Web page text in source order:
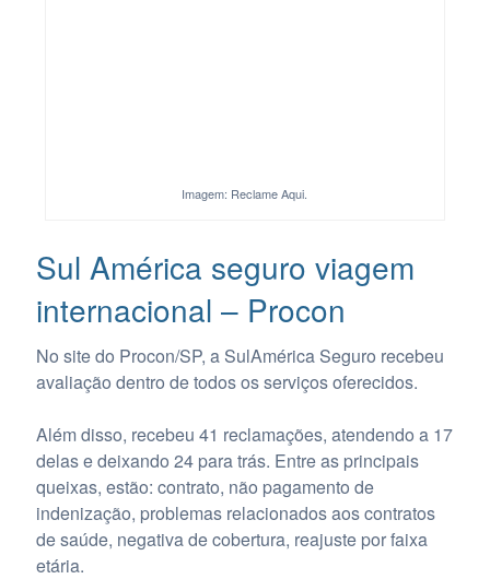
Imagem: Reclame Aqui.
Sul América seguro viagem
internacional – Procon
No site do Procon/SP, a SulAmérica Seguro recebeu
avaliação dentro de todos os serviços oferecidos.
Além disso, recebeu 41 reclamações, atendendo a 17
delas e deixando 24 para trás. Entre as principais
queixas, estão: contrato, não pagamento de
indenização, problemas relacionados aos contratos
de saúde, negativa de cobertura, reajuste por faixa
etária.